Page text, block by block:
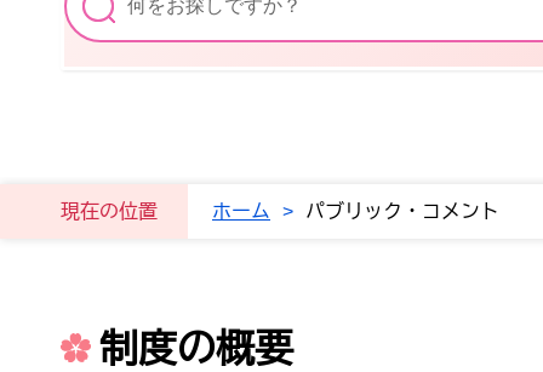
現在の位置 ホーム > パブリック・コメント
制度の概要